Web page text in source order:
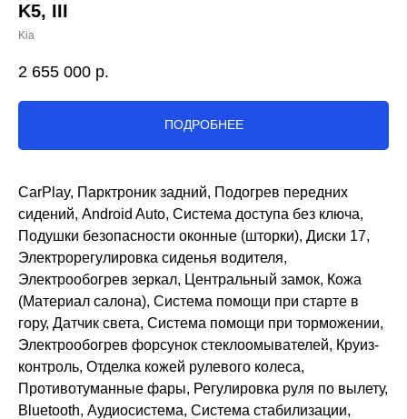
K5, III
Kia
2 655 000 р.
ПОДРОБНЕЕ
CarPlay, Парктроник задний, Подогрев передних
сидений, Android Auto, Система доступа без ключа,
Подушки безопасности оконные (шторки), Диски 17,
Электрорегулировка сиденья водителя,
Электрообогрев зеркал, Центральный замок, Кожа
(Материал салона), Система помощи при старте в
гору, Датчик света, Система помощи при торможении,
Электрообогрев форсунок стеклоомывателей, Круиз-
контроль, Отделка кожей рулевого колеса,
Противотуманные фары, Регулировка руля по вылету,
Bluetooth, Аудиосистема, Система стабилизации,